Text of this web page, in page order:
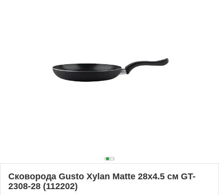
Сковорода Gusto Xylan Matte 28x4.5 cм GT-
2308-28 (112202)